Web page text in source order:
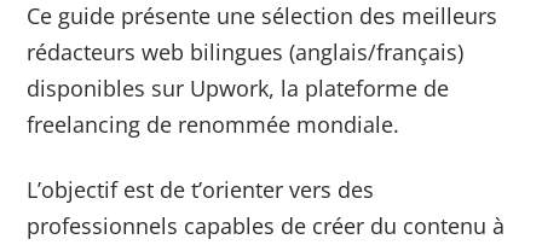
Ce guide présente une sélection des meilleurs
rédacteurs web bilingues (anglais/français)
disponibles sur Upwork, la plateforme de
freelancing de renommée mondiale.
L’objectif est de t’orienter vers des
professionnels capables de créer du contenu à